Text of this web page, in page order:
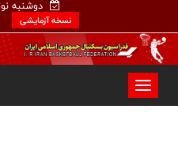
دوشنبه
نسخه آزمایشی